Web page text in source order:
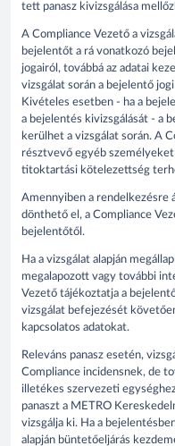
tett panasz kivizsgálása
A Compliance Vezető a
bejelentőt a rá vonatkozó
jogairól, továbbá az adatai
vizsgálat során a bejelentő
Kivételes esetben - ha a
a bejelentés kivizsgálását - a
kerülhet a vizsgálat során. A
résztvevő egyéb
titoktartási kötelezettség
Amennyiben a rendelkezésre
dönthető el, a Compliance
bejelentőtől.
Ha a vizsgálat alapján
megalapozott vagy további
Vezető tájékoztatja a
vizsgálat befejezését
kapcsolatos adatokat.
Releváns panasz esetén,
Compliance incidensnek, de
illetékes szervezeti
panaszt a METRO
vizsgálja ki. Ha a
alapján büntetőeljárás